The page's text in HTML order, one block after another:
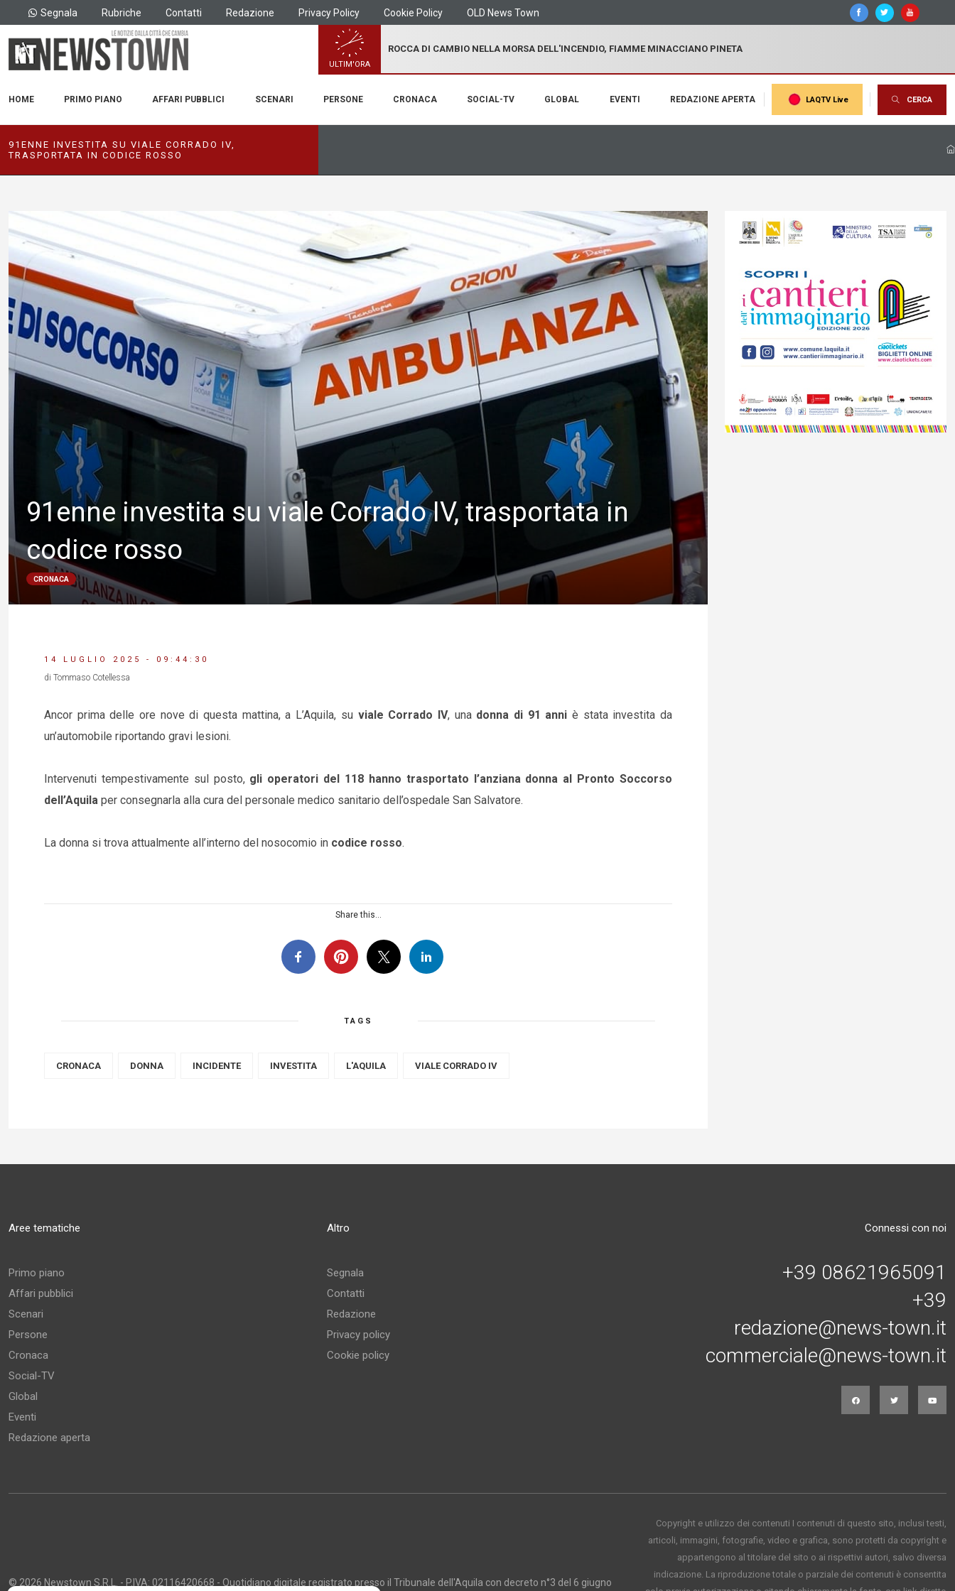
Segnala Rubriche Contatti Redazione Privacy Policy Cookie Policy OLD News Town
ULTIM'ORA
ROCCA DI CAMBIO NELLA MORSA DELL'INCENDIO, FIAMME MINACCIANO PINETA
HOME PRIMO PIANO AFFARI PUBBLICI SCENARI PERSONE CRONACA SOCIAL-TV GLOBAL EVENTI REDAZIONE APERTA LAQTV Live CERCA
91ENNE INVESTITA SU VIALE CORRADO IV,
TRASPORTATA IN CODICE ROSSO
91enne investita su viale Corrado IV, trasportata in
codice rosso
CRONACA
14 LUGLIO 2025 - 09:44:30
di Tommaso Cotellessa
Ancor prima delle ore nove di questa mattina, a L’Aquila, su viale Corrado IV, una donna di 91 anni è stata investita da
un’automobile riportando gravi lesioni.
Intervenuti tempestivamente sul posto, gli operatori del 118 hanno trasportato l’anziana donna al Pronto Soccorso
dell’Aquila per consegnarla alla cura del personale medico sanitario dell’ospedale San Salvatore.
La donna si trova attualmente all’interno del nosocomio in codice rosso.
Share this...
TAGS
CRONACA DONNA INCIDENTE INVESTITA L'AQUILA VIALE CORRADO IV
Aree tematiche
Primo piano
Affari pubblici
Scenari
Persone
Cronaca
Social-TV
Global
Eventi
Redazione aperta
Altro
Segnala
Contatti
Redazione
Privacy policy
Cookie policy
Connessi con noi
+39 08621965091
+39
redazione@news-town.it
commerciale@news-town.it
© 2026 Newstown S.R.L. - P.IVA: 02116420668 - Quotidiano digitale registrato presso il Tribunale dell'Aquila con decreto n°3 del 6 giugno
Copyright e utilizzo dei contenuti I contenuti di questo sito, inclusi testi,
articoli, immagini, fotografie, video e grafica, sono protetti da copyright e
appartengono al titolare del sito o ai rispettivi autori, salvo diversa
indicazione. La riproduzione totale o parziale dei contenuti è consentita